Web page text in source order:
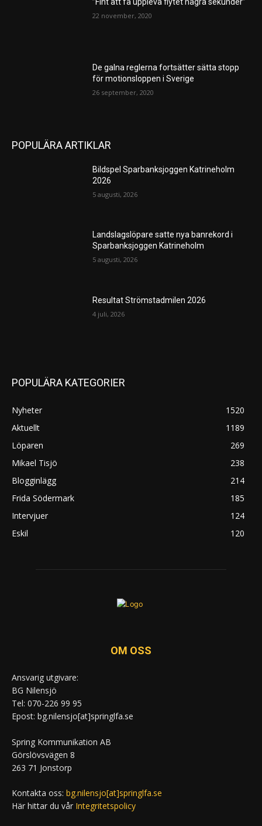
”Fint att få uppleva flytet några sekunder”
22 november, 2020
De galna reglerna fortsätter sätta stopp
för motionsloppen i Sverige
26 september, 2020
POPULÄRA ARTIKLAR
Bildspel Sparbanksjoggen Katrineholm
2026
5 augusti, 2026
Landslagslöpare satte nya banrekord i
Sparbanksjoggen Katrineholm
5 augusti, 2026
Resultat Strömstadmilen 2026
4 juli, 2026
POPULÄRA KATEGORIER
Nyheter
1520
Aktuellt
1189
Löparen
269
Mikael Tisjö
238
Blogginlägg
214
Frida Södermark
185
Intervjuer
124
Eskil
120
OM OSS
Ansvarig utgivare:
BG Nilensjö
Tel: 070-226 99 95
Epost: bg.nilensjo[at]springlfa.se
Spring Kommunikation AB
Görslövsvägen 8
263 71 Jonstorp
Kontakta oss: bg.nilensjo[at]springlfa.se
Här hittar du vår Integritetspolicy